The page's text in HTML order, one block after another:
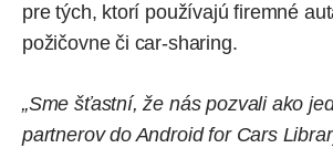
pre tých, ktorí používajú firemné
požičovne či car-sharing.
„Sme šťastní, že nás pozvali ako
partnerov do Android for Cars